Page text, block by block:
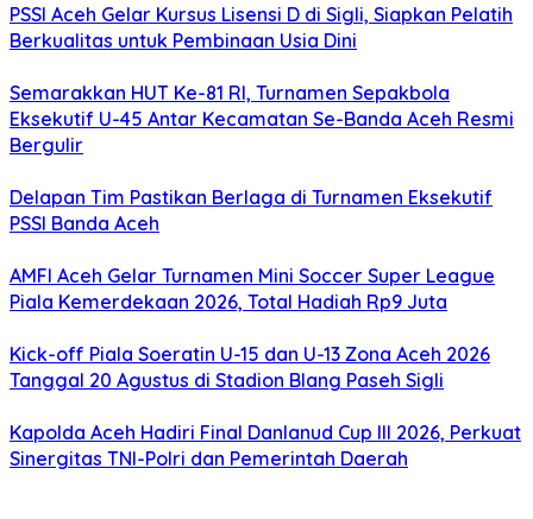
PSSI Aceh Gelar Kursus Lisensi D di Sigli, Siapkan Pelatih
Berkualitas untuk Pembinaan Usia Dini
Semarakkan HUT Ke-81 RI, Turnamen Sepakbola
Eksekutif U-45 Antar Kecamatan Se-Banda Aceh Resmi
Bergulir
Delapan Tim Pastikan Berlaga di Turnamen Eksekutif
PSSI Banda Aceh
AMFI Aceh Gelar Turnamen Mini Soccer Super League
Piala Kemerdekaan 2026, Total Hadiah Rp9 Juta
Kick-off Piala Soeratin U-15 dan U-13 Zona Aceh 2026
Tanggal 20 Agustus di Stadion Blang Paseh Sigli
Kapolda Aceh Hadiri Final Danlanud Cup III 2026, Perkuat
Sinergitas TNI-Polri dan Pemerintah Daerah